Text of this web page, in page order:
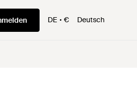
DE € Deutsch